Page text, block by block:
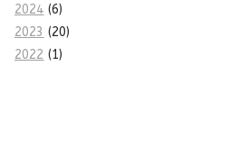
2024 (6)
2023 (20)
2022 (1)